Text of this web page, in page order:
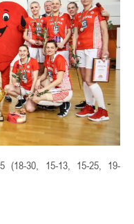
(18-30, 15-13, 15-25, 19-